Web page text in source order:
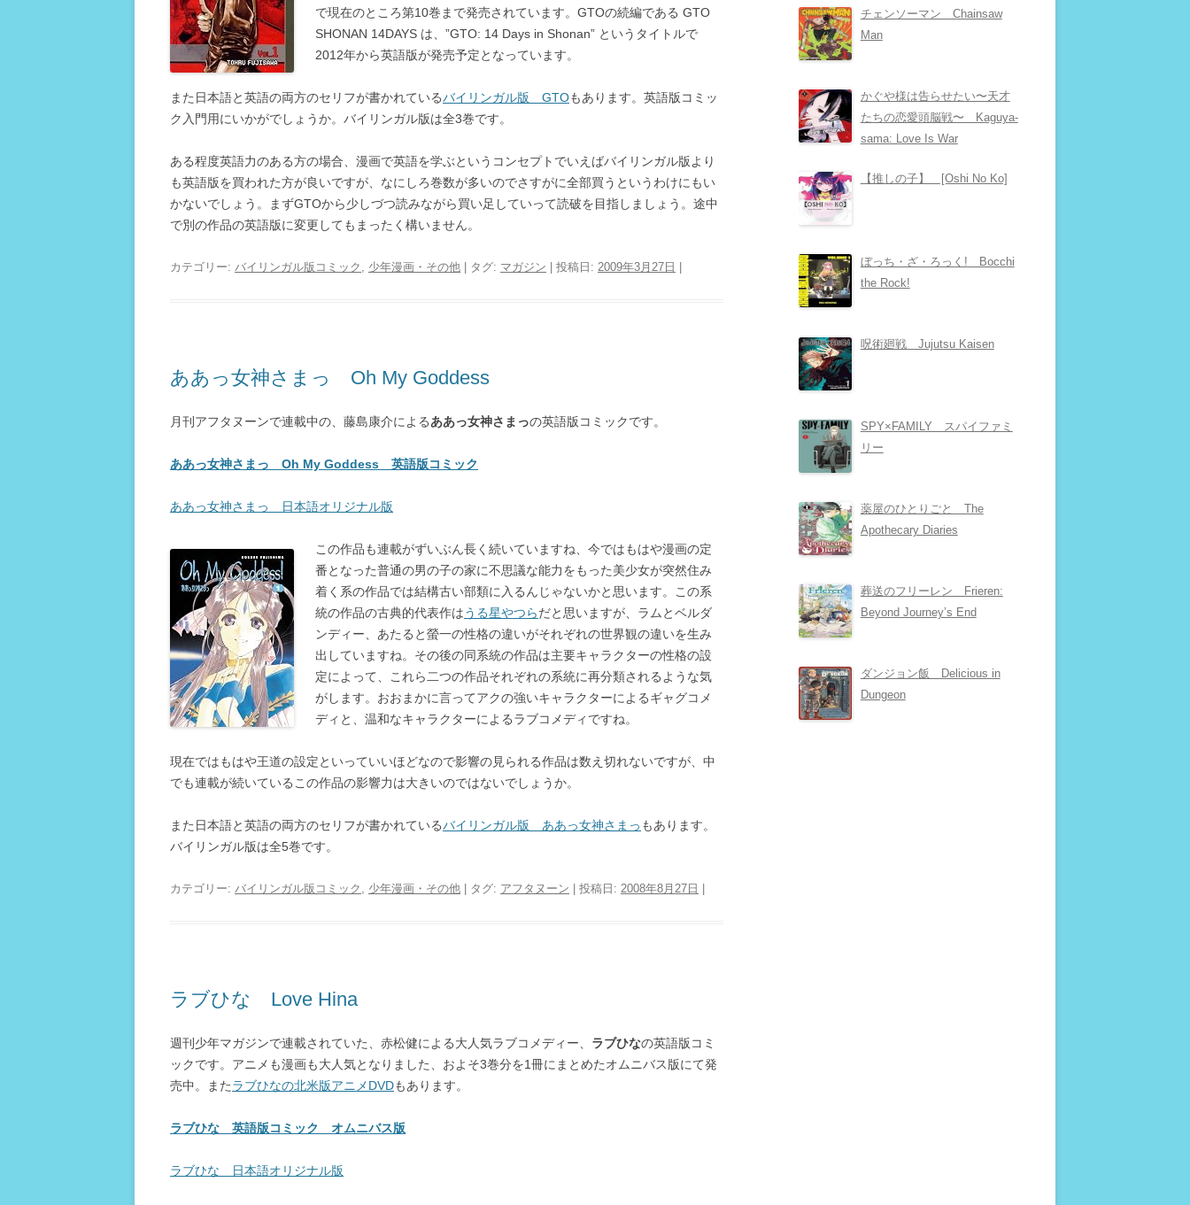
で現在のところ第10巻まで発売されています。GTOの続編である GTO
SHONAN 14DAYS は、”GTO: 14 Days in Shonan” というタイトルで
2012年から英語版が発売予定となっています。
また日本語と英語の両方のセリフが書かれているバイリンガル版 GTOもあります。英語版コミッ
ク入門用にいかがでしょうか。バイリンガル版は全3巻です。
ある程度英語力のある方の場合、漫画で英語を学ぶというコンセプトでいえばバイリンガル版より
も英語版を買われた方が良いですが、なにしろ巻数が多いのでさすがに全部買うというわけにもい
かないでしょう。まずGTOから少しづつ読みながら買い足していって読破を目指しましょう。途中
で別の作品の英語版に変更してもまったく構いません。
カテゴリー: バイリンガル版コミック , 少年漫画・その他 | タグ: マガジン | 投稿日: 2009年3月27日
ああっ女神さまっ Oh My Goddess
月刊アフタヌーンで連載中の、藤島康介によるああっ女神さまっの英語版コミックです。
ああっ女神さまっ Oh My Goddess 英語版コミック
ああっ女神さまっ 日本語オリジナル版
この作品も連載がずいぶん長く続いていますね、今ではもはや漫画の定
番となった普通の男の子の家に不思議な能力をもった美少女が突然住み
着く系の作品では結構古い部類に入るんじゃないかと思います。この系
統の作品の古典的代表作はうる星やつらだと思いますが、ラムとベルダ
ンディー、あたると螢一の性格の違いがそれぞれの世界観の違いを生み
出していますね。その後の同系統の作品は主要キャラクターの性格の設
定によって、これら二つの作品それぞれの系統に再分類されるような気
がします。おおまかに言ってアクの強いキャラクターによるギャグコメ
ディと、温和なキャラクターによるラブコメディですね。
現在ではもはや王道の設定といっていいほどなので影響の見られる作品は数え切れないですが、中
でも連載が続いているこの作品の影響力は大きいのではないでしょうか。
また日本語と英語の両方のセリフが書かれているバイリンガル版 ああっ女神さまっ もあります。
バイリンガル版は全5巻です。
カテゴリー: バイリンガル版コミック , 少年漫画・その他 | タグ: アフタヌーン | 投稿日: 2008年8月27日
ラブひな Love Hina
週刊少年マガジンで連載されていた、赤松健による大人気ラブコメディー、 ラブひなの英語版コミ
ックです。アニメも漫画も大人気となりました、およそ3巻分を1冊にまとめたオムニバス版にて発
売中。またラブひなの北米版アニメDVDもあります。
ラブひな 英語版コミック オムニバス版
ラブひな 日本語オリジナル版
チェンソーマン Chainsaw
Man
かぐや様は告らせたい〜天才
たちの恋愛頭脳戦〜 Kaguya-
sama: Love Is War
【推しの子】 [Oshi No Ko]
ぼっち・ざ・ろっく! Bocchi
the Rock!
呪術廻戦 Jujutsu Kaisen
SPY×FAMILY スパイファミ
リー
薬屋のひとりごと The
Apothecary Diaries
葬送のフリーレン Frieren:
Beyond Journey’s End
ダンジョン飯 Delicious in
Dungeon